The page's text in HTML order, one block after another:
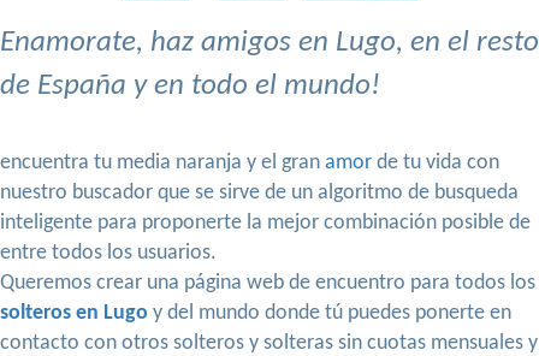
Enamorate, haz amigos en Lugo, en el resto
de España y en todo el mundo!
encuentra tu media naranja y el gran amor de tu vida con
nuestro buscador que se sirve de un algoritmo de busqueda
inteligente para proponerte la mejor combinación posible de
entre todos los usuarios.
Queremos crear una página web de encuentro para todos los
solteros en Lugo y del mundo donde tú puedes ponerte en
contacto con otros solteros y solteras sin cuotas mensuales y